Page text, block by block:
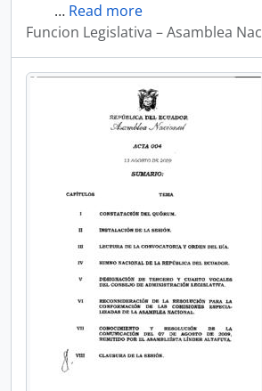
… Read more
Funcion Legislativa – Asamblea